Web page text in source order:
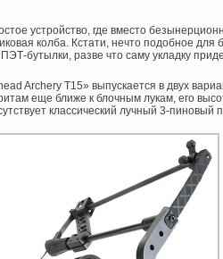
устройство, где вместо
колба. Кстати, нечто подобное
бутылки, разве что саму укладку
Archery T15» выпускается в двух
еще ближе к блочным лукам, его
классический лучный 3-пиновый